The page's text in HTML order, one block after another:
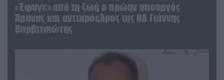
«Έφυγε» από τη ζωή ο πρώην υπουργός
Άμυνας και αντιπρόεδρος της ΝΔ Γιάννης
Βαρβιτσιώτης